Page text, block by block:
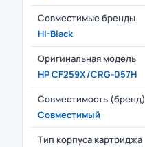
Совместимые бренды
HI-Black
Оригинальная модель
HP CF259X/CRG-057H
Совместимость (бренд)
Совместимый
Тип корпуса картриджа